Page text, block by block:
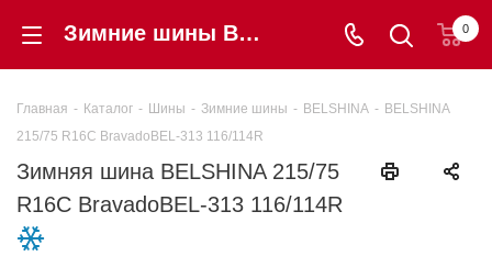
Зимние шины BELSHINA 215/75 R16C BravadoBEL-313 116/114R купить в интернет-магазине Шинторг 0
Главная - Каталог - Шины - Зимние шины - BELSHINA - BELSHINA
215/75 R16C BravadoBEL-313 116/114R
Зимняя шина BELSHINA 215/75
R16C BravadoBEL-313 116/114R